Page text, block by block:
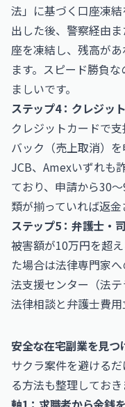
法」に基づく口座凍
出した後、警察経由
座を凍結し、残高が
ます。スピード勝負
ましいです。
ステップ4：クレジッ
クレジットカードで
バック（売上取消）を
JCB、Amexいずれも
ており、申請から30
類が揃っていれば返金
ステップ5：弁護士・
被害額が10万円を超
た場合は法律専門家
法支援センター（法
法律相談と弁護士費用
安全な在宅副業を見つ
サクラ案件を避ける
る方法も整理しておき